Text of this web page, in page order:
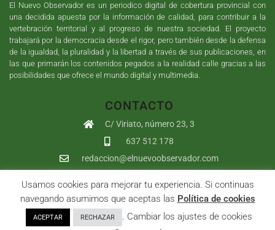
El Nuevo Observador es un periodico digital de cobertura provincial con
una decidida apuesta por la información de calidad, para contribuir a la
vertebración territorial y al progreso de nuestra sociedad. El proyecto
trabajará por la democracia desde el rigor, pero también desde la defensa
de la igualdad, la pluralidad y la libertad a través de sus publicaciones, en
las que primarán los contenidos pegados a la realidad calle gracias a las
posibilidades que ofrece el mundo digital y multimedia.
CONTACTO
C/ Viriato, número 23, 3
637 512 178
redaccion@elnuevoobservador.com
Copyright ©2026 El Nuevo Observador | Sumurdigital Diseño web
yDesarrollo| All Rights Reserved |
Privacidad|Política de cookies|User
Usamos cookies para mejorar tu experiencia. Si continuas
navegando asumimos que aceptas las Política de cookies
ACEPTAR RECHAZAR
. Cambiar los ajustes de cookies